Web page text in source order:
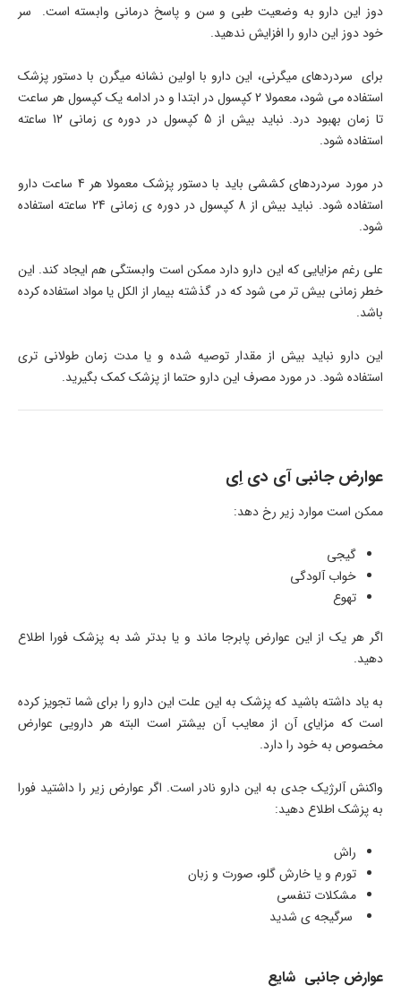
دوز این دارو به وضعیت طبی و سن و پاسخ درمانی وابسته است. سر
خود دوز این دارو را افزایش ندهید.
برای سردردهای میگرنی، این دارو با اولین نشانه میگرن با دستور پزشک
استفاده می شود، معمولا 2 کپسول در ابتدا و در ادامه یک کپسول هر ساعت
تا زمان بهبود درد. نباید بیش از 5 کپسول در دوره ی زمانی 12 ساعته
استفاده شود.
در مورد سردردهای کششی باید با دستور پزشک معمولا هر 4 ساعت دارو
استفاده شود. نباید بیش از 8 کپسول در دوره ی زمانی 24 ساعته استفاده
شود.
علی رغم مزایایی که این دارو دارد ممکن است وابستگی هم ایجاد کند. این
خطر زمانی بیش تر می شود که در گذشته بیمار از الکل یا مواد استفاده کرده
باشد.
این دارو نباید بیش از مقدار توصیه شده و یا مدت زمان طولانی تری
استفاده شود. در مورد مصرف این دارو حتما از پزشک کمک بگیرید.
عوارض جانبی آی دی اِی
ممکن است موارد زیر رخ دهد:
گیجی
خواب آلودگی
تهوع
اگر هر یک از این عوارض پابرجا ماند و یا بدتر شد به پزشک فورا اطلاع
دهید.
به یاد داشته باشید که پزشک به این علت این دارو را برای شما تجویز کرده
است که مزایای آن از معایب آن بیشتر است البته هر دارویی عوارض
مخصوص به خود را دارد.
واکنش آلرژیک جدی به این دارو نادر است. اگر عوارض زیر را داشتید فورا
به پزشک اطلاع دهید:
راش
تورم و یا خارش گلو، صورت و زبان
مشکلات تنفسی
سرگیجه ی شدید
عوارض جانبی شایع